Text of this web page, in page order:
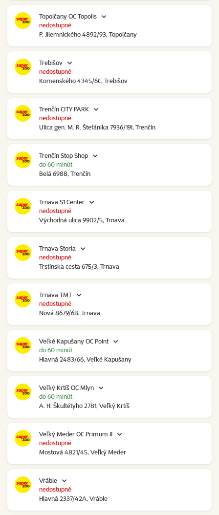
Topoľčany OC Topolis
P. Jilemnického 4892/93, Topoľčany
nedostupné
Trebišov
Komenského 4345/6C, Trebišov
nedostupné
Trenčín CITY PARK
Ulica gen. M. R. Štefánika 7936/19I, Trenčín
nedostupné
Trenčín Stop Shop
Belá 6988, Trenčín
do 60 minút
Trnava S1 Center
Východná ulica 9902/5, Trnava
nedostupné
Trnava Storia
Trstínska cesta 675/3, Trnava
nedostupné
Trnava TMT
Nová 8679/6B, Trnava
nedostupné
Veľké Kapušany OC Point
Hlavná 2483/66, Veľké Kapušany
do 60 minút
Veľký Krtíš OC Mlyn
A. H. Škultétyho 2781, Veľký Krtíš
do 60 minút
Veľký Meder OC Primum II
Mostová 4821/45, Veľký Meder
nedostupné
Vráble
Hlavná 2337/42A, Vráble
nedostupné